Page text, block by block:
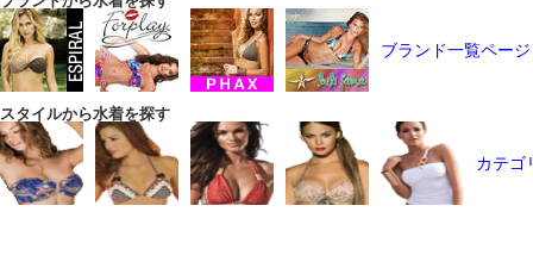
ブランド一覧ページ
スタイルから水着を探す
カテゴ